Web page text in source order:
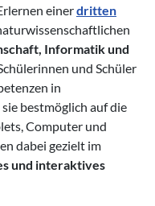
einerdritten
Informatik und
und Schüler
in
bestmöglich auf die
Computer und
dabei gezielt im
und interaktives